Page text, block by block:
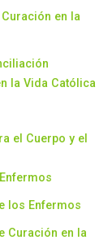
en la
la Vida Católica
el Cuerpo y el
los Enfermos
Curación en la